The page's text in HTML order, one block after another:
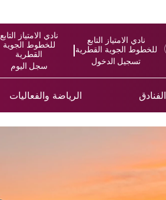
نادي الامتياز التابع
للخطوط الجوية القطرية
تسجيل الدخول
نادي الامتياز التابع
للخطوط الجوية
القطرية
سجل اليوم
الفنادق الرياضة والفعاليات